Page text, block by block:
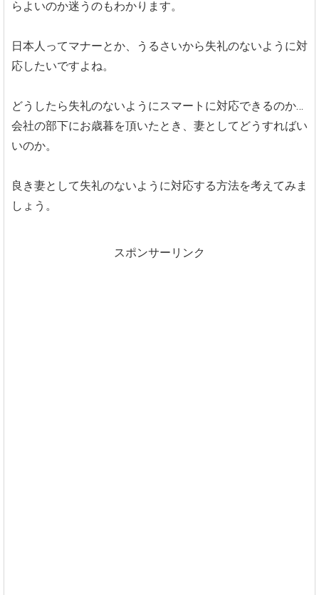
らよいのか迷うのもわかります。
日本人ってマナーとか、うるさいから失礼のないように対
応したいですよね。
どうしたら失礼のないようにスマートに対応できるのか…
会社の部下にお歳暮を頂いたとき、妻としてどうすればい
いのか。
良き妻として失礼のないように対応する方法を考えてみま
しょう。
スポンサーリンク